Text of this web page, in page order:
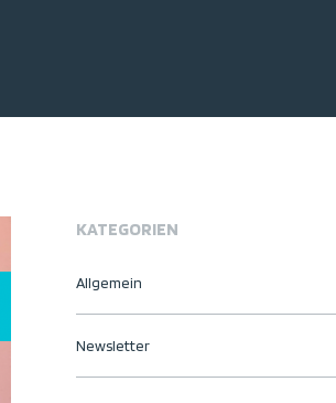
KATEGORIEN
Allgemein
Newsletter